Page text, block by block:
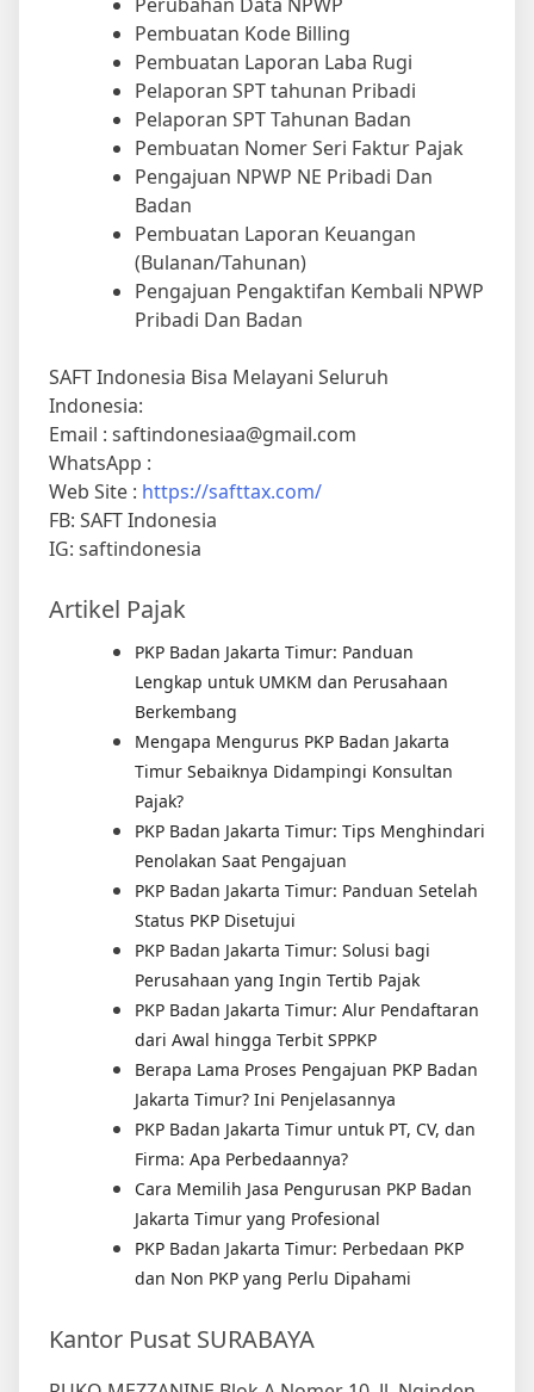
Pembuatan Kode Billing
Pembuatan Laporan Laba Rugi
Pelaporan SPT tahunan Pribadi
Pelaporan SPT Tahunan Badan
Pembuatan Nomer Seri Faktur Pajak
Pengajuan NPWP NE Pribadi Dan
Badan
Pembuatan Laporan Keuangan
(Bulanan/Tahunan)
Pengajuan Pengaktifan Kembali NPWP
Pribadi Dan Badan
SAFT Indonesia Bisa Melayani Seluruh
Indonesia:
Email : saftindonesiaa@gmail.com
WhatsApp :
Web Site : https://safttax.com/
FB: SAFT Indonesia
IG: saftindonesia
Artikel Pajak
PKP Badan Jakarta Timur: Panduan
Lengkap untuk UMKM dan Perusahaan
Berkembang
Mengapa Mengurus PKP Badan Jakarta
Timur Sebaiknya Didampingi Konsultan
Pajak?
PKP Badan Jakarta Timur: Tips Menghindari
Penolakan Saat Pengajuan
PKP Badan Jakarta Timur: Panduan Setelah
Status PKP Disetujui
PKP Badan Jakarta Timur: Solusi bagi
Perusahaan yang Ingin Tertib Pajak
PKP Badan Jakarta Timur: Alur Pendaftaran
dari Awal hingga Terbit SPPKP
Berapa Lama Proses Pengajuan PKP Badan
Jakarta Timur? Ini Penjelasannya
PKP Badan Jakarta Timur untuk PT, CV, dan
Firma: Apa Perbedaannya?
Cara Memilih Jasa Pengurusan PKP Badan
Jakarta Timur yang Profesional
PKP Badan Jakarta Timur: Perbedaan PKP
dan Non PKP yang Perlu Dipahami
Kantor Pusat SURABAYA